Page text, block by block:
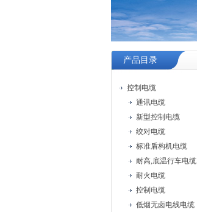
产品目录
控制电缆
通讯电缆
新型控制电缆
绞对电缆
标准盾构机电缆
耐高,底温行车电缆
耐火电缆
控制电缆
低烟无卤电线电缆